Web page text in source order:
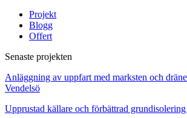
Projekt
Blogg
Offert
Senaste projekten
Anläggning av uppfart med marksten och
Vendelsö
Upprustad källare och förbättrad